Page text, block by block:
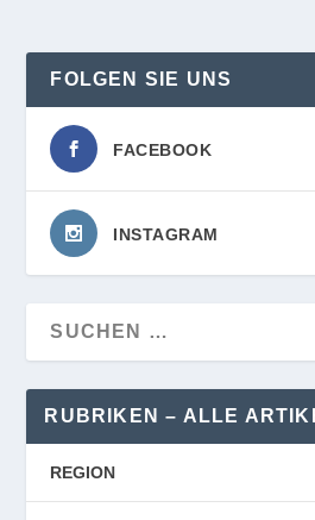
FOLGEN SIE UNS
FACEBOOK
INSTAGRAM
RUBRIKEN – ALLE
REGION